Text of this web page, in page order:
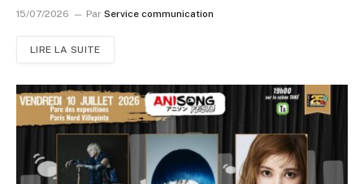
15/07/2026 Par Service communication
LIRE LA SUITE